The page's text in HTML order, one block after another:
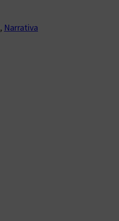
, Narrativa